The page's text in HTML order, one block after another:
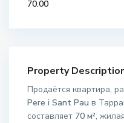
70.00
Property
Продаётся квартира,
Pere i Sant Pau в
составляет 70 м²,